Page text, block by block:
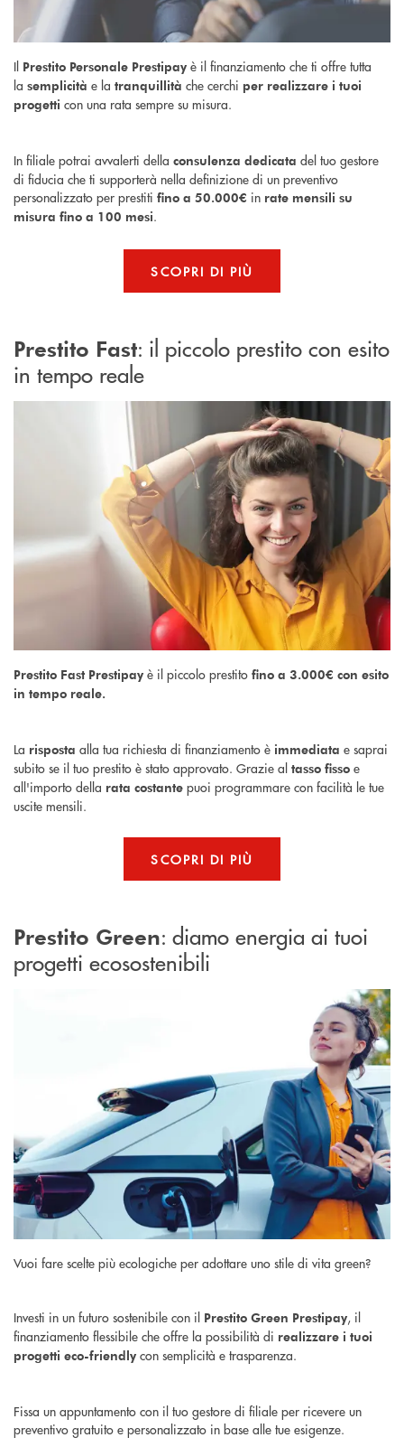
Il Prestito Personale Prestipay è il finanziamento che ti offre tutta
la semplicità e la tranquillità che cerchi per realizzare i tuoi
progetti con una rata sempre su misura.
In filiale potrai avvalerti della consulenza dedicata del tuo gestore
di fiducia che ti supporterà nella definizione di un preventivo
personalizzato per prestiti fino a 50.000€ in rate mensili su
misura fino a 100 mesi.
SCOPRI DI PIÙ
Prestito Fast: il piccolo prestito con esito
in tempo reale
Prestito Fast Prestipay è il piccolo prestito fino a 3.000€ con esito
in tempo reale.
La risposta alla tua richiesta di finanziamento è immediata e saprai
subito se il tuo prestito è stato approvato. Grazie al tasso fisso e
all'importo della rata costante puoi programmare con facilità le tue
uscite mensili.
SCOPRI DI PIÙ
Prestito Green: diamo energia ai tuoi
progetti ecosostenibili
Vuoi fare scelte più ecologiche per adottare uno stile di vita green?
Investi in un futuro sostenibile con il Prestito Green Prestipay, il
finanziamento flessibile che offre la possibilità di realizzare i tuoi
progetti eco-friendly con semplicità e trasparenza.
Fissa un appuntamento con il tuo gestore di filiale per ricevere un
preventivo gratuito e personalizzato in base alle tue esigenze.